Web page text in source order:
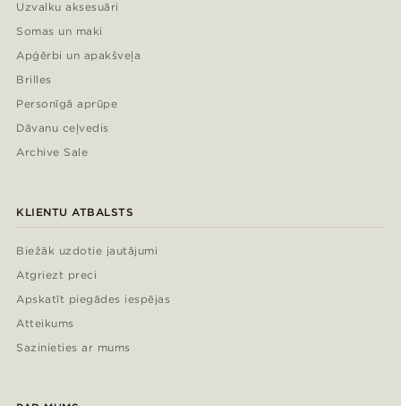
Uzvalku aksesuāri
Somas un maki
Apģērbi un apakšveļa
Brilles
Personīgā aprūpe
Dāvanu ceļvedis
Archive Sale
KLIENTU ATBALSTS
Biežāk uzdotie jautājumi
Atgriezt preci
Apskatīt piegādes iespējas
Atteikums
Sazinieties ar mums